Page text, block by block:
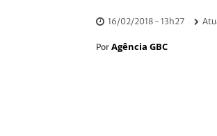
16/02/2018 - 13h27
Por Agência GBC